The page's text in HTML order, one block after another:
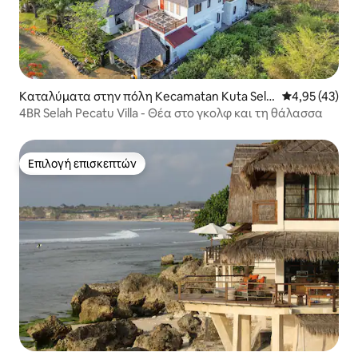
Καταλύματα στην πόλη Kecamatan Kuta Sela
tan
Μέση
4,95 (43)
4BR Selah Pecatu Villa - Θέα στο γκολφ και τη θάλασσα
Επιλογή επισκεπτών
Επιλογή επισκεπτών